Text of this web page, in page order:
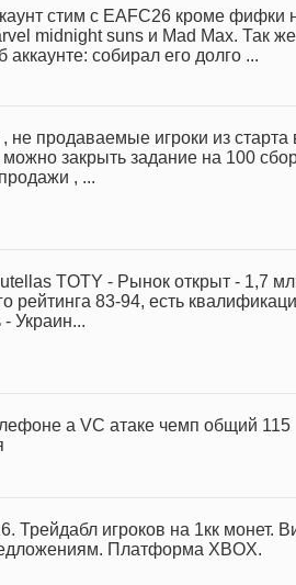
стим с EAFC26 кроме фифки
midnight suns и Mad Max. Так
собирал его долго ...
не продаваемые игроки из старта
закрыть задание на 100
, ...
TOTY - Рынок открыт - 1,7
рейтинга 83-94, есть
Украин...
а VC атаке чемп общий 115
Трейдабл игроков на 1кк монет.
Платформа XBOX.